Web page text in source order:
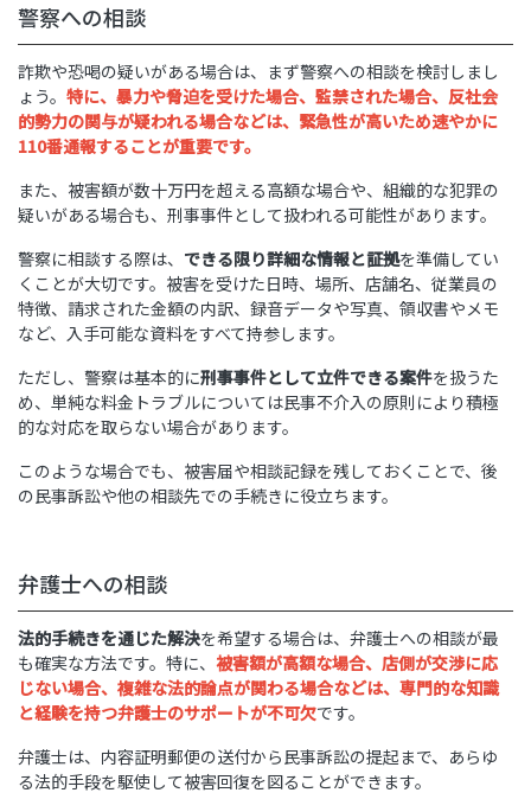
警察への相談
詐欺や恐喝の疑いがある場合は、まず警察への相談を検討しまし
ょう。 特に、暴力や脅迫を受けた場合、監禁された場合、反社会
的勢力の関与が疑われる場合などは、緊急性が高いため速やかに
110番通報することが重要です。
また、被害額が数十万円を超える高額な場合や、組織的な犯罪の
疑いがある場合も、刑事事件として扱われる可能性があります。
警察に相談する際は、 できる限り詳細な情報と証拠を準備してい
くことが大切です。被害を受けた日時、場所、店舗名、従業員の
特徴、請求された金額の内訳、録音データや写真、領収書やメモ
など、入手可能な資料をすべて持参します。
ただし、警察は基本的に刑事事件として立件できる案件を扱うた
め、単純な料金トラブルについては民事不介入の原則により積極
的な対応を取らない場合があります。
このような場合でも、被害届や相談記録を残しておくことで、後
の民事訴訟や他の相談先での手続きに役立ちます。
弁護士への相談
法的手続きを通じた解決を希望する場合は、弁護士への相談が最
も確実な方法です。特に、 被害額が高額な場合、店側が交渉に応
じない場合、複雑な法的論点が関わる場合などは、専門的な知識
と経験を持つ弁護士のサポートが不可欠です。
弁護士は、内容証明郵便の送付から民事訴訟の提起まで、あらゆ
る法的手段を駆使して被害回復を図ることができます。